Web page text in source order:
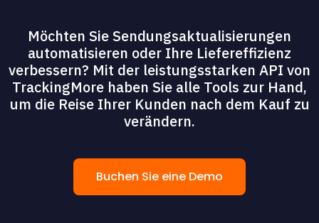
Möchten Sie Sendungsaktualisierungen
automatisieren oder Ihre Liefereffizienz
verbessern? Mit der leistungsstarken API von
TrackingMore haben Sie alle Tools zur Hand,
um die Reise Ihrer Kunden nach dem Kauf zu
verändern.
Buchen Sie eine Demo